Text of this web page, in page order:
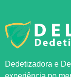
Dedetizadora e